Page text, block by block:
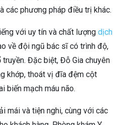
các phương pháp điều trị khác.
với uy tín và chất lượng dịch
về đội ngũ bác sĩ có trình độ,
Đặc biệt, Đỗ Gia chuyên
khớp, thoát vị đĩa đệm cột
biến mạch máu não.
mái và tiện nghi, cùng với các